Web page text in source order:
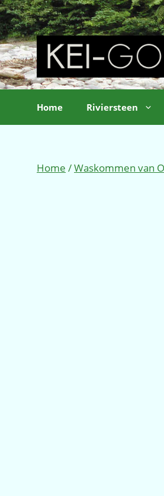
Ga
naar
de
inhoud
Home Riviersteen
Home /Waskommen van